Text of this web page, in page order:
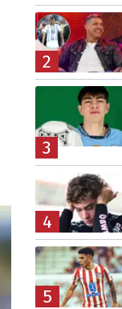
2
3
4
5